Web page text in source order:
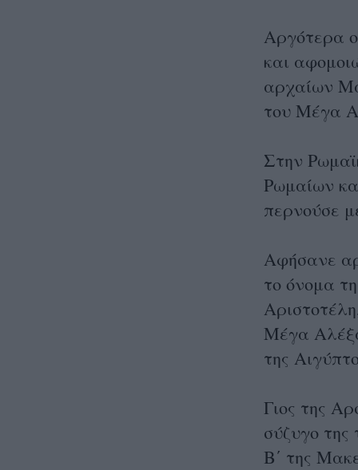
Αργότερα
και
αρχαίων
του Μέγα
Στην
Ρωμαίων
περνούσε
Αφήσανε
το όνομα
Μέγα
της
Γιος της
σύζυγο
Β΄ της